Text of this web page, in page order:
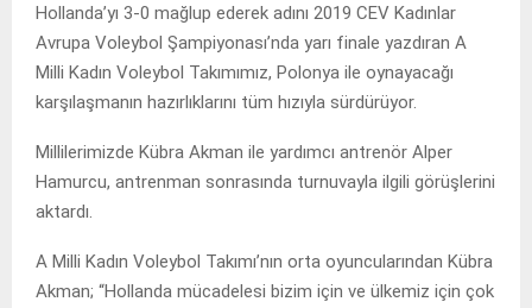
Hollanda’yı 3-0 mağlup ederek adını 2019 CEV Kadınlar
Avrupa Voleybol Şampiyonası’nda yarı finale yazdıran A
Milli Kadın Voleybol Takımımız, Polonya ile oynayacağı
karşılaşmanın hazırlıklarını tüm hızıyla sürdürüyor.
Millilerimizde Kübra Akman ile yardımcı antrenör Alper
Hamurcu, antrenman sonrasında turnuvayla ilgili görüşlerini
aktardı.
A Milli Kadın Voleybol Takımı’nın orta oyuncularından Kübra
Akman; “Hollanda mücadelesi bizim için ve ülkemiz için çok